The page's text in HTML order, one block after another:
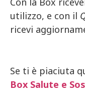
utilizzo, e con il
ricevi
Se ti è piaciuta
Box Salute e